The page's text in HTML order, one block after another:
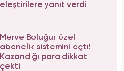
eleştirilere yanıt verdi
Merve Boluğur özel
abonelik sistemini açtı!
Kazandığı para dikkat
çekti